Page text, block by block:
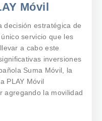
Móvil
decisión estratégica de
servicio que les
a cabo este
inversiones
Suma Móvil, la
PLAY Móvil
agregando la movilidad